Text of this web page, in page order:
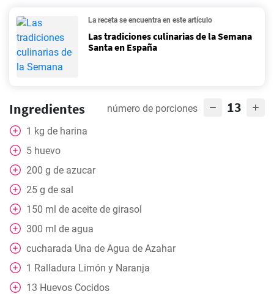
La receta se encuentra en este artículo
Las tradiciones culinarias de la Semana
Santa en España
Ingredientes número de porciones 13
1 kg de harina
5 huevo
200 g de azucar
25 g de sal
150 ml de aceite de girasol
300 ml de agua
cucharada Una de Agua de Azahar
1 Ralladura Limón y Naranja
13 Huevos Cocidos